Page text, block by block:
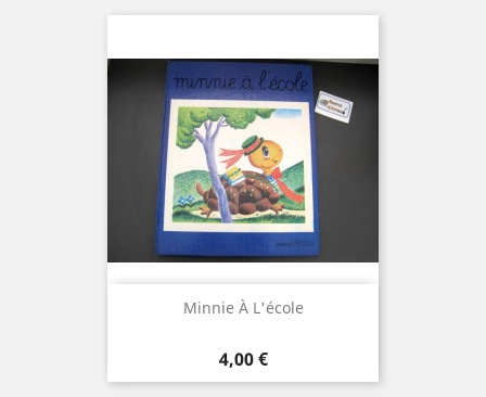
Minnie À L'école
Prix
4,00 €